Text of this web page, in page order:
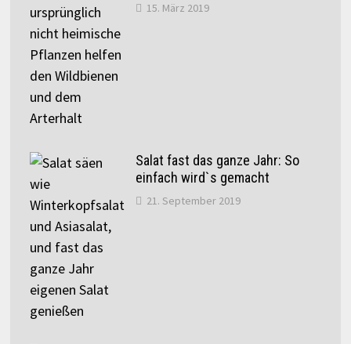
15. März 2019
Salat fast das ganze Jahr: So
einfach wird`s gemacht
21. September 2019